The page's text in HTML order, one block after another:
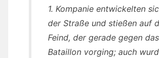
1. Kompanie entwickelten
der Straße und stießen auf
Feind, der gerade gegen
Bataillon vorging; auch